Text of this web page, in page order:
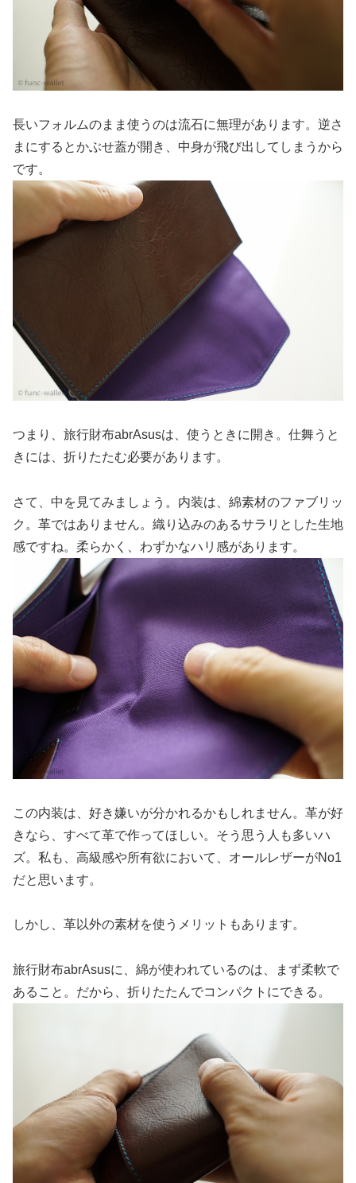
長いフォルムのまま使うのは流石に無理があります。逆さ
まにするとかぶせ蓋が開き、中身が飛び出してしまうから
です。
つまり、旅行財布abrAsusは、使うときに開き。仕舞うと
きには、折りたたむ必要があります。
さて、中を見てみましょう。内装は、綿素材のファブリッ
ク。革ではありません。織り込みのあるサラリとした生地
感ですね。柔らかく、わずかなハリ感があります。
この内装は、好き嫌いが分かれるかもしれません。革が好
きなら、すべて革で作ってほしい。そう思う人も多いハ
ズ。私も、高級感や所有欲において、オールレザーがNo1
だと思います。
しかし、革以外の素材を使うメリットもあります。
旅行財布abrAsusに、綿が使われているのは、まず柔軟で
あること。だから、折りたたんでコンパクトにできる。